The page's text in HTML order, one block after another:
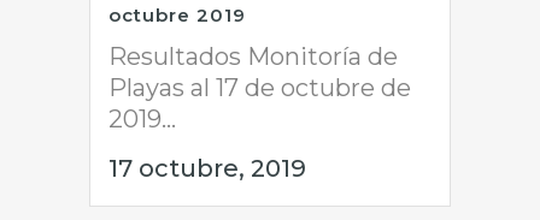
octubre 2019
Resultados Monitoría de
Playas al 17 de octubre de
2019...
17 octubre, 2019